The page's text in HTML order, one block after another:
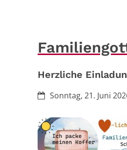
Herzliche
Datum:Sonntag, 21. Juni